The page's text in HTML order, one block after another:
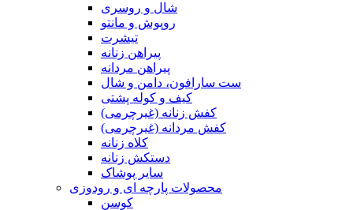
شال و روسری
روپوش و مانتو
تیشرت
پیراهن زنانه
پیراهن مردانه
ست سارافون، دامن و شال
کیف و کوله پشتی
کفش زنانه (غیرچرمی)
کفش مردانه (غیرچرمی)
کلاه زنانه
دستکش زنانه
سایر پوشاک
محصولات پارچه ای و رودوزی
کوسن